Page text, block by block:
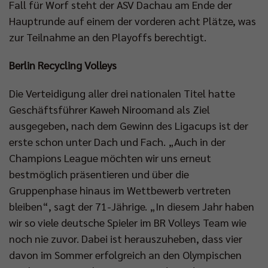
Fall für Worf steht der ASV Dachau am Ende der
Hauptrunde auf einem der vorderen acht Plätze, was
zur Teilnahme an den Playoffs berechtigt.
Berlin Recycling Volleys
Die Verteidigung aller drei nationalen Titel hatte
Geschäftsführer Kaweh Niroomand als Ziel
ausgegeben, nach dem Gewinn des Ligacups ist der
erste schon unter Dach und Fach. „Auch in der
Champions League möchten wir uns erneut
bestmöglich präsentieren und über die
Gruppenphase hinaus im Wettbewerb vertreten
bleiben“, sagt der 71-Jährige. „In diesem Jahr haben
wir so viele deutsche Spieler im BR Volleys Team wie
noch nie zuvor. Dabei ist herauszuheben, dass vier
davon im Sommer erfolgreich an den Olympischen